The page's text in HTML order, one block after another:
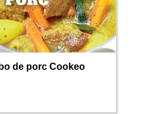
de porc Cookeo